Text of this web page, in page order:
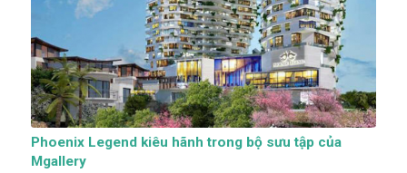
Phoenix Legend kiêu hãnh trong bộ sưu tập của
Mgallery